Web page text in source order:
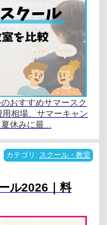
おすすめサマースク
相場、サマーキャン
休みに最...
カテゴリ: スクール・教室
ル2026｜料